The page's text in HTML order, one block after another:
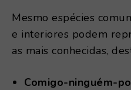
Mesmo espécies
e interiores podem
as mais conhecidas,
Comigo-ninguém-